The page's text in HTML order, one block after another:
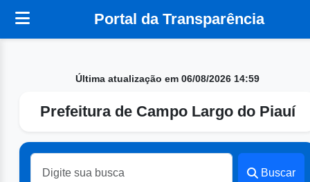
Portal da Transparência
Última atualização em 06/08/2026 14:59
Prefeitura de Campo Largo do Piauí
Buscar